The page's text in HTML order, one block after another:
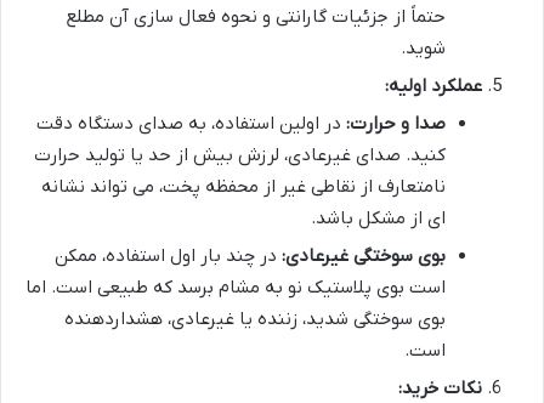
حتماً از جزئیات گارانتی و نحوه فعال سازی آن مطلع
شوید.
عملکرد اولیه:
صدا و حرارت: در اولین استفاده، به صدای دستگاه دقت
کنید. صدای غیرعادی، لرزش بیش از حد یا تولید حرارت
نامتعارف از نقاطی غیر از محفظه پخت، می تواند نشانه
ای از مشکل باشد.
بوی سوختگی غیرعادی: در چند بار اول استفاده، ممکن
است بوی پلاستیک نو به مشام برسد که طبیعی است. اما
بوی سوختگی شدید، زننده یا غیرعادی، هشداردهنده
است.
نکات خرید: